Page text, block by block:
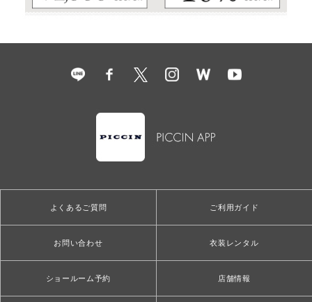
よくあるご質問 ご利用ガイド
お問い合わせ 衣装レンタル
ショールーム予約 店舗情報